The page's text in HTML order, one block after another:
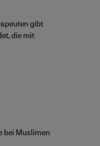
gibt
die mit
bei Muslimen